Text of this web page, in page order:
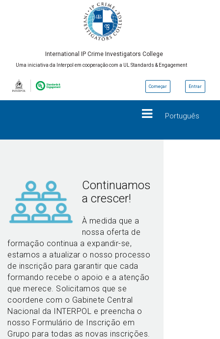
International IP Crime Investigators College
Uma iniciativa da Interpol em cooperação com a UL Standards & Engagement
Entrar
Começar
Português
Continuamos
a crescer!
À medida que a
nossa oferta de
formação continua a expandir-se,
estamos a atualizar o nosso processo
de inscrição para garantir que cada
formando recebe o apoio e a atenção
que merece. Solicitamos que se
coordene com o Gabinete Central
Nacional da INTERPOL e preencha o
nosso Formulário de Inscrição em
Grupo para todas as novas inscrições.